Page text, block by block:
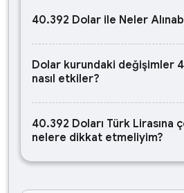
40.392 Dolar ile Neler
Dolar kurundaki değişimler
nasıl etkiler?
40.392 Doları Türk Lirasına
nelere dikkat etmeliyim?